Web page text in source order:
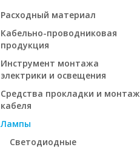
Расходный материал
Кабельно-проводниковая
продукция
Инструмент монтажа
электрики и освещения
Средства прокладки и
кабеля
Лампы
Светодиодные